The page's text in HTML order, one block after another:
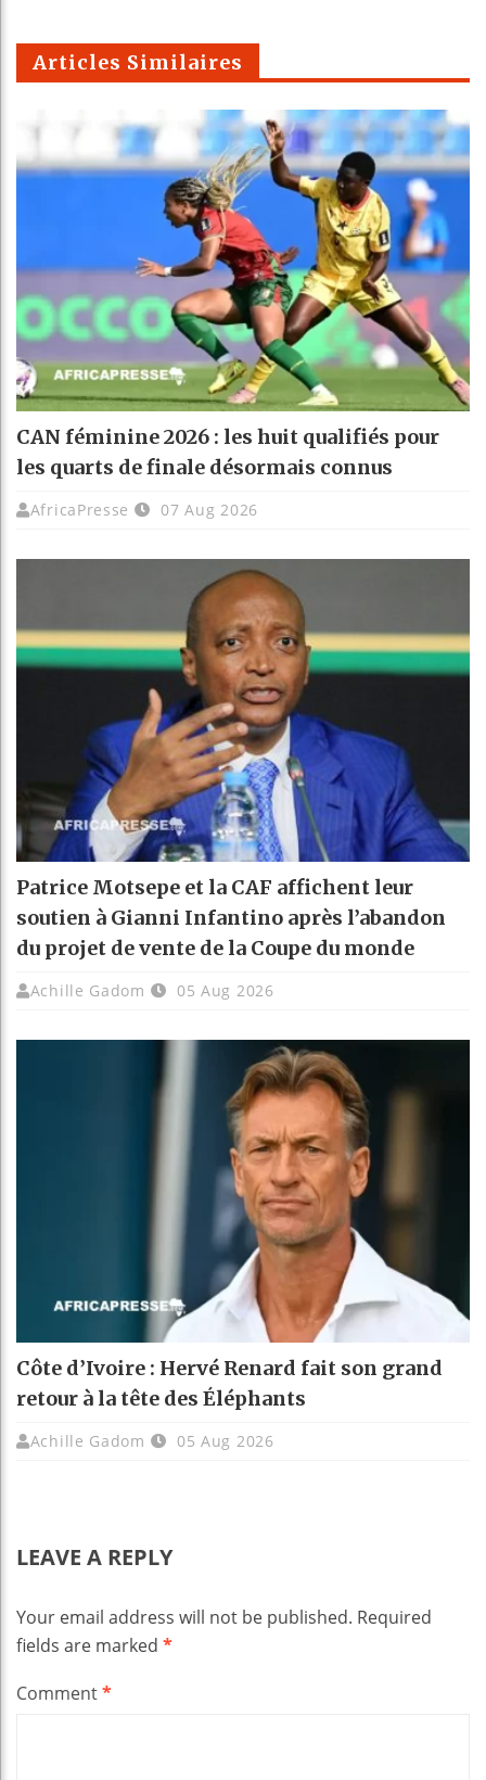
m
Articles Similaires
CAN féminine 2026 : les huit qualifiés pour
les quarts de finale désormais connus
AfricaPresse 07 Aug 2026
Patrice Motsepe et la CAF affichent leur
soutien à Gianni Infantino après l’abandon
du projet de vente de la Coupe du monde
Achille Gadom 05 Aug 2026
Côte d’Ivoire : Hervé Renard fait son grand
retour à la tête des Éléphants
Achille Gadom 05 Aug 2026
LEAVE A REPLY
Your email address will not be published. Required
fields are marked *
Comment*